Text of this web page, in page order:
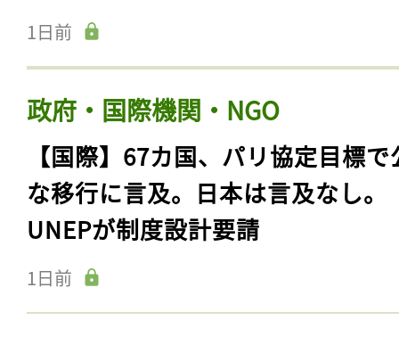
1日前
政府・国際機関・NGO
【国際】67カ国、パリ協定目標で
な移行に言及。日本は言及なし。
UNEPが制度設計要請
1日前